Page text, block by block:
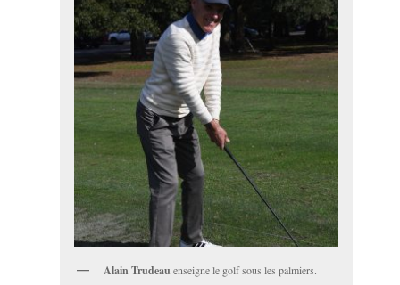
Alain Trudeau enseigne le golf sous les palmiers.